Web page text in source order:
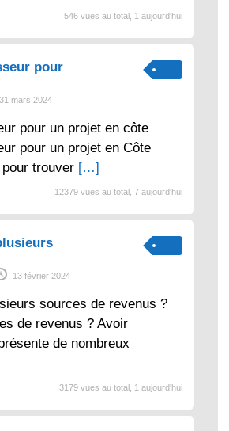
546 vues au total, 1 aujourd'hui
pour
31 mars 2024
pour un projet en côte
pour un projet en Côte
trouver […]
12379 vues au total, 7 aujourd'hui
13 février 2024
sources de revenus ?
de revenus ? Avoir
de nombreux
3179 vues au total, 1 aujourd'hui